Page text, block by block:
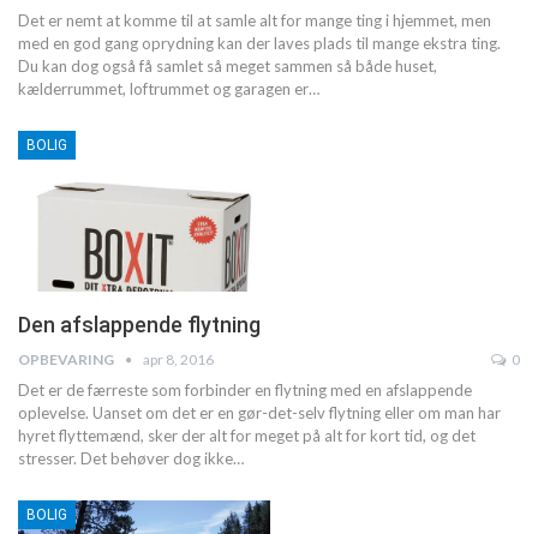
Det er nemt at komme til at samle alt for mange ting i hjemmet, men
med en god gang oprydning kan der laves plads til mange ekstra ting.
Du kan dog også få samlet så meget sammen så både huset,
kælderrummet, loftrummet og garagen er…
BOLIG
Den afslappende flytning
OPBEVARING apr 8, 2016 0
Det er de færreste som forbinder en flytning med en afslappende
oplevelse. Uanset om det er en gør-det-selv flytning eller om man har
hyret flyttemænd, sker der alt for meget på alt for kort tid, og det
stresser. Det behøver dog ikke…
BOLIG